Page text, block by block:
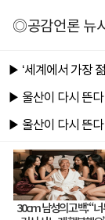
◎공감언론 뉴